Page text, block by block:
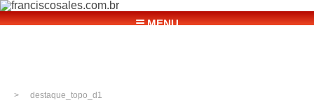
☰ MENU
destaque_topo_d1